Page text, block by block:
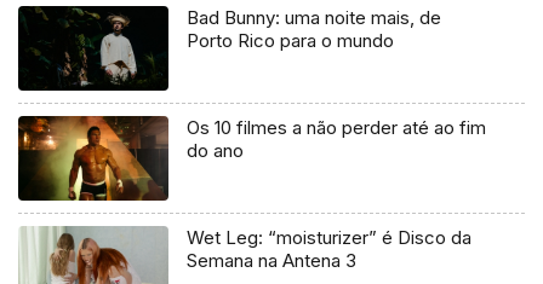
Bad Bunny: uma noite mais, de
Porto Rico para o mundo
Os 10 filmes a não perder até ao fim
do ano
Wet Leg: “moisturizer” é Disco da
Semana na Antena 3